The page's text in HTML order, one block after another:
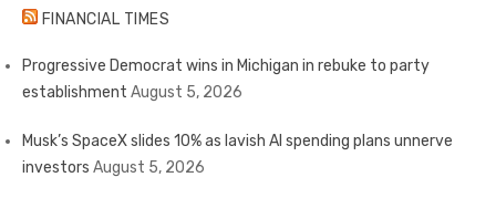
FINANCIAL TIMES
Progressive Democrat wins in Michigan in rebuke to party
establishment August 5, 2026
Musk’s SpaceX slides 10% as lavish AI spending plans unnerve
investors August 5, 2026